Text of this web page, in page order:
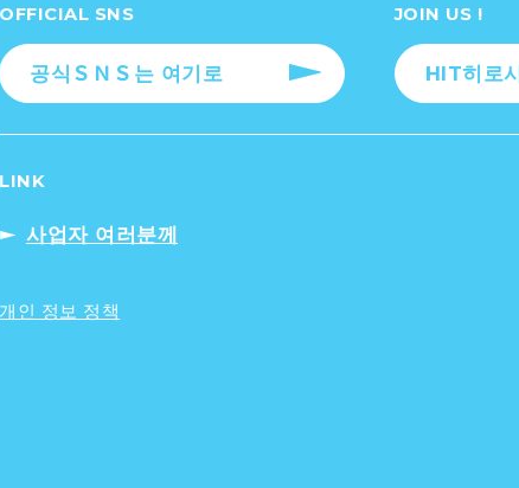
OFFICIAL SNS
공식ＳＮＳ는 여기로
JOIN US !
HIT히로
LINK
사업자 여러분께
개인 정보 정책